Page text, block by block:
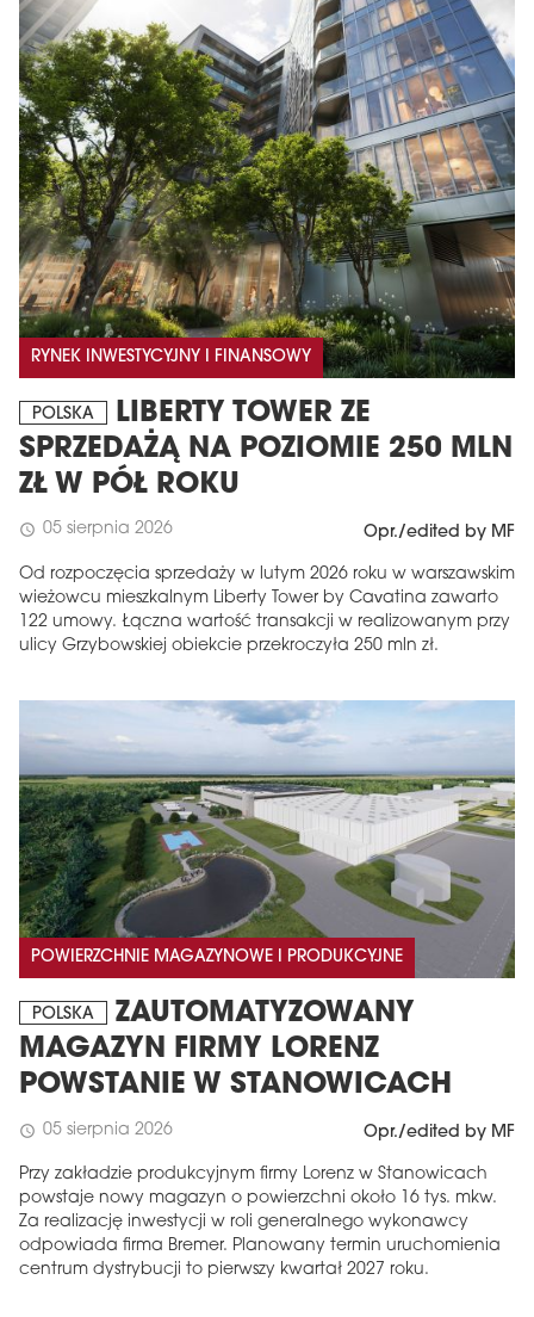
RYNEK INWESTYCYJNY I FINANSOWY
POLSKA
LIBERTY TOWER ZE
SPRZEDAŻĄ NA POZIOMIE 250 MLN
ZŁ W PÓŁ ROKU
schedule 05 sierpnia 2026 Opr./edited by MF
Od rozpoczęcia sprzedaży w lutym 2026 roku w warszawskim
wieżowcu mieszkalnym Liberty Tower by Cavatina zawarto
122 umowy. Łączna wartość transakcji w realizowanym przy
ulicy Grzybowskiej obiekcie przekroczyła 250 mln zł.
POWIERZCHNIE MAGAZYNOWE I PRODUKCYJNE
POLSKA
ZAUTOMATYZOWANY
MAGAZYN FIRMY LORENZ
POWSTANIE W STANOWICACH
schedule 05 sierpnia 2026 Opr./edited by MF
Przy zakładzie produkcyjnym firmy Lorenz w Stanowicach
powstaje nowy magazyn o powierzchni około 16 tys. mkw.
Za realizację inwestycji w roli generalnego wykonawcy
odpowiada firma Bremer. Planowany termin uruchomienia
centrum dystrybucji to pierwszy kwartał 2027 roku.